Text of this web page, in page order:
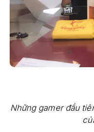
Những gamer đầu